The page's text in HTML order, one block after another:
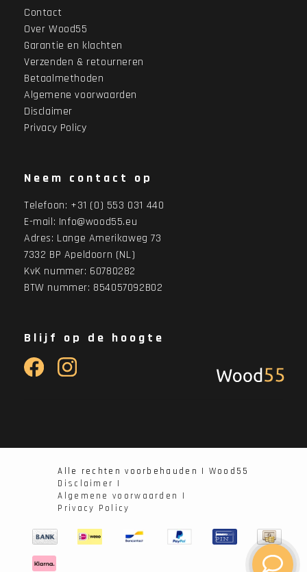
Contact
Over Wood55
Garantie en klachten
Verzenden & retourneren
Betaalmethoden
Algemene voorwaarden
Disclaimer
Privacy Policy
Neem contact op
Telefoon: +31 (0) 553 031 440
E-mail: Info@wood55.eu
Adres: Lange Amerikaweg 73
7332 BP Apeldoorn (NL)
KvK nummer: 60780282
BTW nummer: 854057092B02
Blijf op de hoogte
Alle rechten voorbehauden | Wood55
Disclaimer |
Algemene voorwaarden |
Privacy Policy